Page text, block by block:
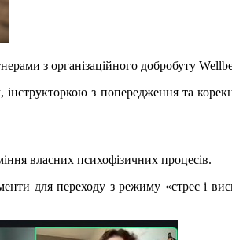
з організаційного добробуту
з попередження та
власних психофізичних процесів.
для переходу з режиму «стрес і